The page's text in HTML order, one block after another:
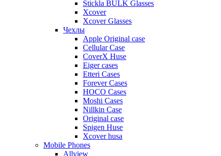
Stickla BULK Glasses
Xcover
Xcover Glasses
Чехлы
Apple Original case
Cellular Case
CoverX Huse
Eiger cases
Etteri Cases
Forever Cases
HOCO Cases
Moshi Cases
Nillkin Case
Original case
Spigen Huse
Xcover husa
Mobile Phones
Allview